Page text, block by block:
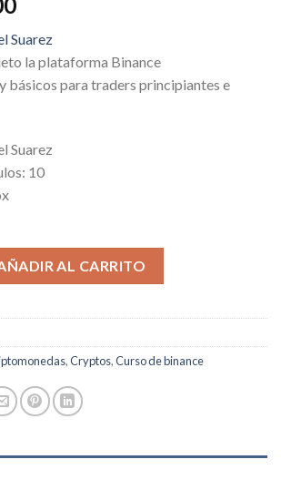
is:
$6.00.
Suarez
la plataforma Binance
básicos para traders principiantes e
Suarez
10
plataforma Binance cantidad
AL CARRITO
,Cryptos,Curso de binance